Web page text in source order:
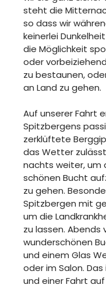
steht die
so dass wir
keinerlei
die Möglichkeit
oder
zu bestaunen,
an Land zu gehen.
Auf unserer Fahrt
Spitzbergens
zerklüftete
das Wetter
nachts weiter, um
schönen Bucht
zu gehen.
Spitzbergen mit
um die
zu lassen. Abends
wunderschönen
und einem Glas
oder im Salon.
und einer Fahrt